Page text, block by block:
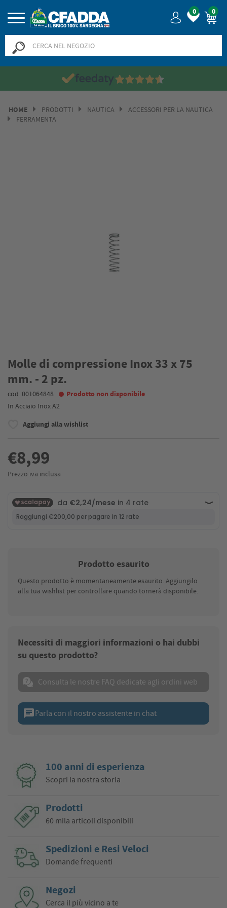
0 0
HOME PRODOTTI NAUTICA
ACCESSORI PER LA NAUTICA
FERRAMENTA
Molle di compressione Inox 33 x 75
mm. - 2 pz.
cod. 001064848 Prodotto non disponibile
In Acciaio Inox A2
Aggiungi alla wishlist
€8,99
Prezzo iva inclusa
Prodotto esaurito
Questo prodotto è momentaneamente esaurito. Aggiungilo
alla tua wishlist per controllare quando tornerà disponibile.
Necessiti di maggiori informazioni o hai dubbi
su questo prodotto?
Consulta le nostre FAQ dedicate agli ordini web
chatParla con il nostro assistente in chat
100 anni di esperienza
Scopri la nostra storia
Prodotti
60 mila articoli disponibili
Spedizioni e Resi Veloci
Domande frequenti
Negozi
Cerca il più vicino a te